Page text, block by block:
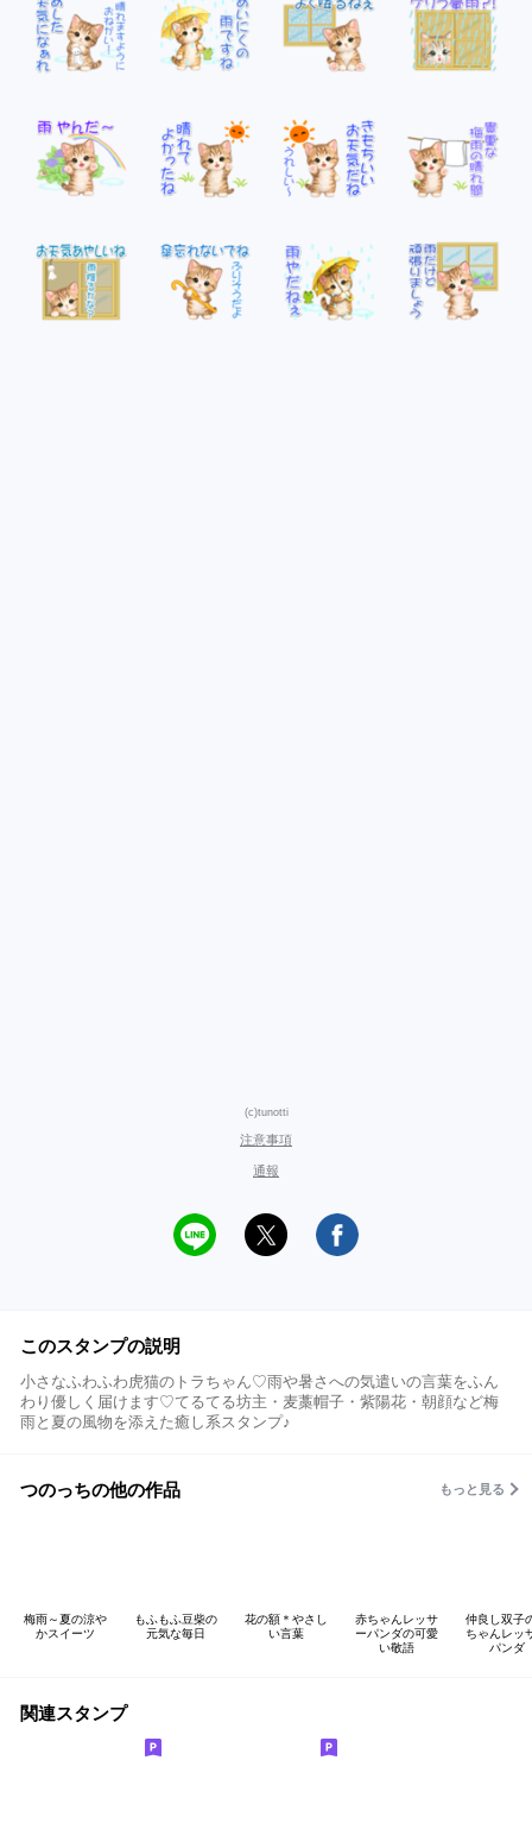
(c)tunotti
注意事項
通報
このスタンプの説明
小さなふわふわ虎猫のトラちゃん♡雨や暑さへの気遣いの言葉をふん
わり優しく届けます♡てるてる坊主・麦藁帽子・紫陽花・朝顔など梅
雨と夏の風物を添えた癒し系スタンプ♪
つのっちの他の作品 もっと見る
梅雨～夏の涼や
かスイーツ
もふもふ豆柴の
元気な毎日
花の額＊やさし
い言葉
赤ちゃんレッサ
ーパンダの可愛
い敬語
仲良し双子
ちゃんレッ
パンダ
関連スタンプ